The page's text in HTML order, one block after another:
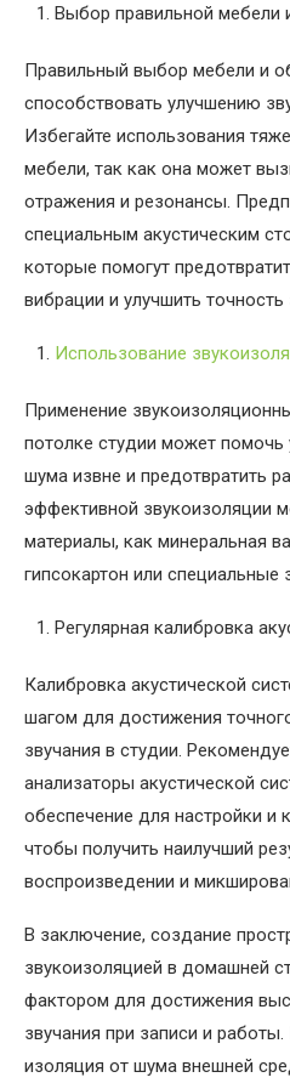
Выбор правильной мебели
Правильный выбор мебели и
способствовать улучшению
Избегайте использования
мебели, так как она может
отражения и резонансы.
специальным акустическим
которые помогут
вибрации и улучшить точность
Использование
Применение
потолке студии может помочь
шума извне и предотвратить
эффективной звукоизоляции
материалы, как минеральная
гипсокартон или
Регулярная калибровка
Калибровка акустической
шагом для достижения
звучания в студии.
анализаторы акустической
обеспечение для настройки и
чтобы получить наилучший
воспроизведении и
В заключение, создание
звукоизоляцией в домашней
фактором для достижения
звучания при записи и
изоляция от шума внешней